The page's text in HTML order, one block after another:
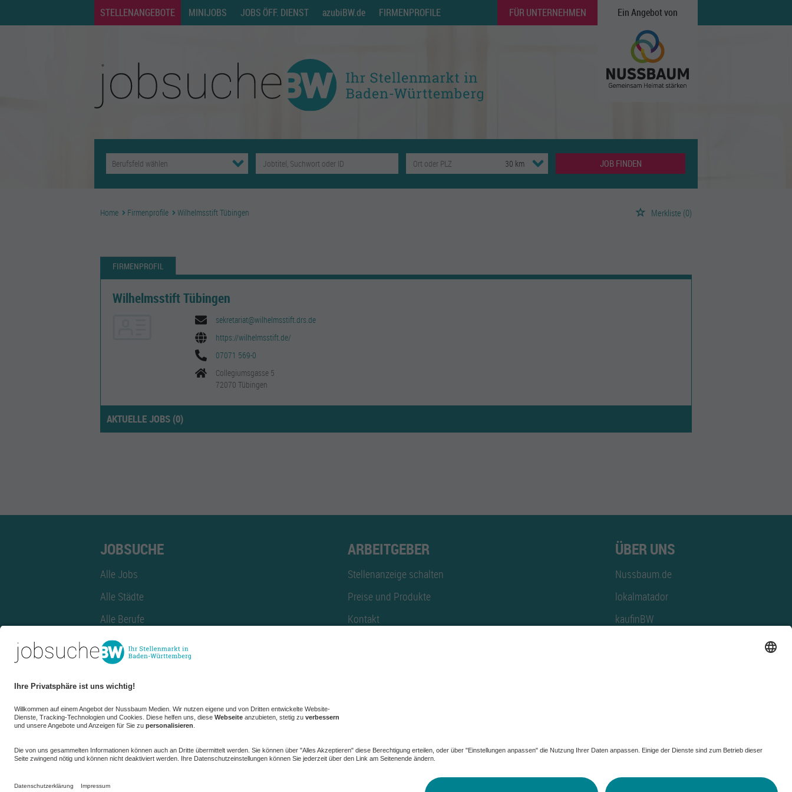
STELLENANGEBOTE MINIJOBS JOBS ÖFF. DIENST azubiBW.de FIRMENPROFILE FÜR UNTERNEHMEN Ein Angebot von
JOB FINDEN
Home Firmenprofile Wilhelmsstift Tübingen Merkliste (0)
FIRMENPROFIL
Wilhelmsstift Tübingen
sekretariat@wilhelmsstift.drs.de
https://wilhelmsstift.de/
07071 569-0
Collegiumsgasse 5
72070 Tübingen
AKTUELLE JOBS (0)
JOBSUCHE
Alle Jobs
Alle Städte
Alle Berufe
Alle Berufe nach Stadt
Alle Tätigkeitsbereiche
Alle Tätigkeitsbereiche nach Stadt
azubiBW.de
Minijobs
Firmenprofil
ARBEITGEBER
Stellenanzeige schalten
Preise und Produkte
Kontakt
ÜBER UNS
Nussbaum.de
lokalmatador
kaufinBW